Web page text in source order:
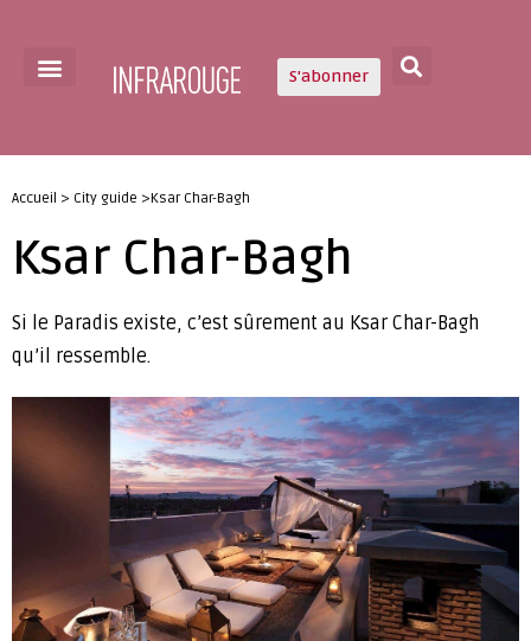
S'abonner
Accueil > City guide >Ksar Char-Bagh
Ksar Char-Bagh
Si le Paradis existe, c’est sûrement au Ksar Char-Bagh
qu’il ressemble.